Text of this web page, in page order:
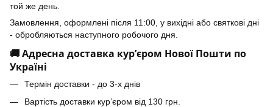
той же день.
Замовлення, оформлені після 11:00, у вихідні або святкові дні
- обробляються наступного робочого дня.
🚚 Адресна доставка кур’єром Нової Пошти по
Україні
Термін доставки - до 3-х днів
Вартість доставки кур’єром від 130 грн.